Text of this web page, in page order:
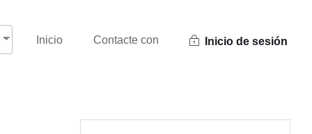
Inicio Contacte con Inicio de sesión